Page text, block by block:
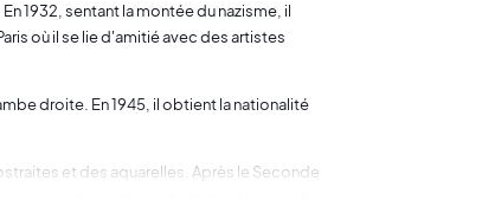
1932, sentant la montée du nazisme, il
où il se lie d'amitié avec des artistes
droite. En 1945, il obtient la nationalité
et des aquarelles. Après le Seconde